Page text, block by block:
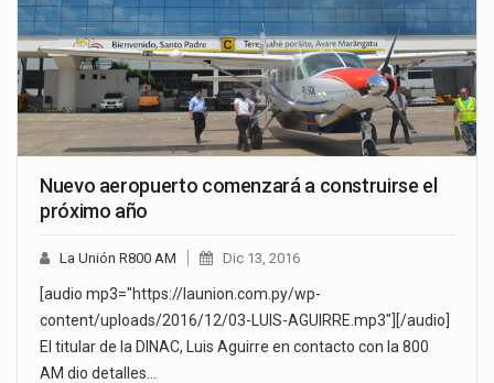
Nuevo aeropuerto comenzará a construirse el
próximo año
La Unión R800 AM Dic 13, 2016
[audio mp3="https://launion.com.py/wp-
content/uploads/2016/12/03-LUIS-AGUIRRE.mp3"][/audio]
El titular de la DINAC, Luis Aguirre en contacto con la 800
AM dio detalles…